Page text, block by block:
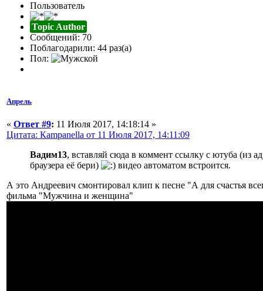
Пользователь
Topic Author
Сообщений: 70
Поблагодарили: 44 раз(а)
Пол:
Апрель
« Ответ #9: 11 Июля 2017, 14:18:14 »
Цитата: Кampanella от 11 Июля 2017, 14:11:09
Вадим13, вставляй сюда в коммент ссылку с ютуба (из
браузера её бери)
видео автоматом встроится.
А это Андреевич смонтировал клип к песне "А для счастья
фильма "Мужчина и женщина"